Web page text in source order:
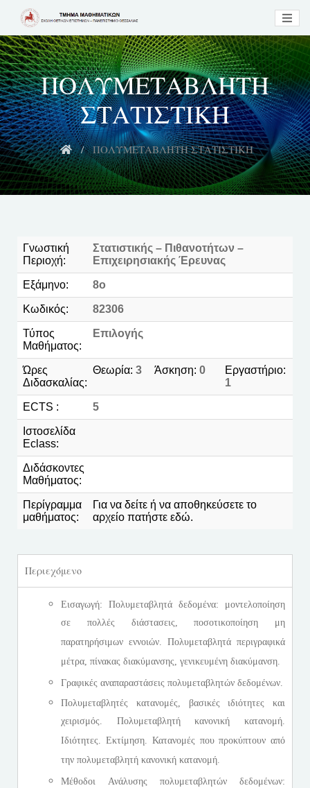
ΠΟΛΥΜΕΤΑΒΛΗΤΗ
ΣΤΑΤΙΣΤΙΚΗ
ΠΟΛΥΜΕΤΑΒΛΗΤΗ ΣΤΑΤΙΣΤΙΚΗ
Γνωστική
Περιοχή:
Στατιστικής – Πιθανοτήτων –
Επιχειρησιακής Έρευνας
Εξάμηνο: 8ο
Κωδικός: 82306
Τύπος
Μαθήματος:
Επιλογής
Ώρες
Διδασκαλίας:
Θεωρία: 3 Άσκηση: 0
Εργαστήριο:
1
ECTS : 5
Ιστοσελίδα
Eclass:
Διδάσκοντες
Μαθήματος:
Περίγραμμα
μαθήματος:
Για να δείτε ή να αποθηκεύσετε το
αρχείο πατήστε εδώ.
Περιεχόμενο
Εισαγωγή: Πολυμεταβλητά δεδομένα: μοντελοποίηση
σε πολλές διάστασεις, ποσοτικοποίηση μη
παρατηρήσιμων εννοιών. Πολυμεταβλητά περιγραφικά
μέτρα, πίνακας διακύμανσης, γενικευμένη διακύμανση.
Γραφικές αναπαραστάσεις πολυμεταβλητών δεδομένων.
Πολυμεταβλητές κατανομές, βασικές ιδιότητες και
χειρισμός. Πολυμεταβλητή κανονική κατανομή.
Ιδιότητες. Εκτίμηση. Κατανομές που προκύπτουν από
την πολυμεταβλητή κανονική κατανομή.
Μέθοδοι Ανάλυσης πολυμεταβλητών δεδομένων: